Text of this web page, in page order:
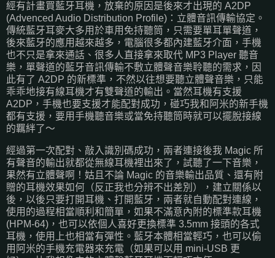
經有計畫買藍牙耳機，放棄的原因是後來才出現的 A2DP
(Advenced Audio Distribution Profile)：立體音訊傳輸協定。
傳統藍牙耳麥大多用於車用免持聽筒，只需要單耳單聲道，
後來藍牙的應用越來越多，電腦很多都內建藍牙介面，手機
也不只是拿來通話、很多人直接拿來取代 MP3 Player 聽音
樂，單聲道的藍牙音訊傳輸不敷立體聲音樂聆聽的需求，因
此有了 A2DP 的新標準，不然以往想要聽立體聲音樂，只能
乖乖地接有線耳機才有雙聲道的輸出。當然耳機有支援
A2DP，手機也要支援才能配對成功，碰巧我和阿米的新手機
都有支援，要用手機聽音樂或當免持聽筒時就可以擺脫接線
的羈絆了～
經過第一次配對、敲入識別碼成功，兩者連接後我 Magic 所
有聲音的輸出就都從無線耳機裡出來了，試聽了一下音樂，
果然有立體聲啊！姑且不論 Magic 的音樂輸出品質、還有附
贈的耳機效果如何（反正我也分辨不出差別），建立關係以
後，以後只要打開耳機、打開藍牙，兩者就自動配對連線，
使用的過程相當順利和簡單，如果不滿意內附的標準款耳機
(HPM-64)，也可以依個人喜好更換標準 3.5mm 接頭的各式
耳機，使用上也相當有彈性。藍牙本體相當輕巧，也可以偷
用阿米的手機充電器來充電（如果可以用 mini-USB 更